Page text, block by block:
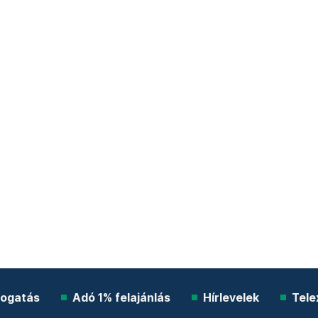
Adó 1% felajánlás Hírlevelek